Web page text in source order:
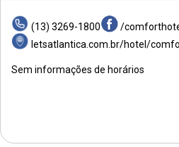
(13) 3269-1800 /
letsatlantica.com.br/hotel/
Sem informações de horários